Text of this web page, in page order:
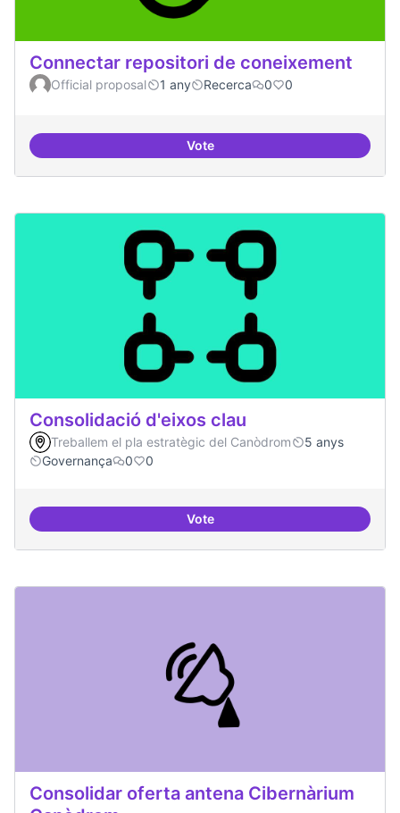
Connectar repositori de coneixement
Official proposal 1 any Recerca 0 0
VoteConnectar repositori de
Consolidació d'eixos clau
Treballem el pla estratègic del Canòdrom
5 anys
Governança
0 0
VoteConsolidació d'eixos clau
Consolidar oferta antena Cibernàrium